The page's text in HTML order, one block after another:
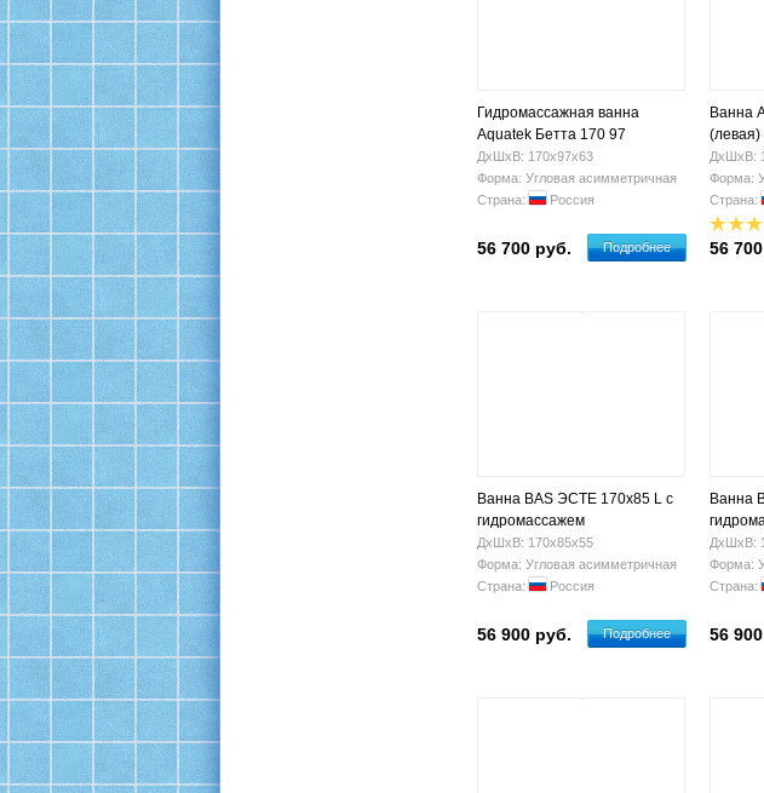
Гидромассажная ванна
Aquatek Бетта 170 97
(правая)
ДхШхВ: 170х97х63
Форма: Угловая асимметричная
Страна:
Россия
56 700 руб. Подробнее
Ванна
(левая)
ДхШхВ:
Форма:
Страна:
56
Ванна BAS ЭСТЕ 170х85 L с
гидромассажем
ДхШхВ: 170х85х55
Форма: Угловая асимметричная
Страна:
Россия
56 900 руб. Подробнее
Ванна
ДхШхВ:
Форма:
Страна:
56